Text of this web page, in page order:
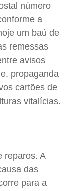
número
a
um baú de
remessas
avisos
propaganda
cartões de
vitalícias.
reparos. A
das
para a